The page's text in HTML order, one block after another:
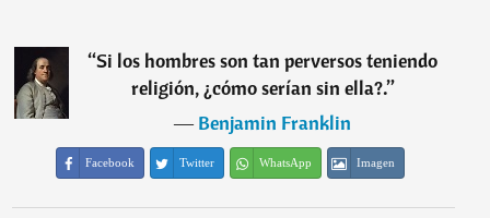
“Si los hombres son tan perversos teniendo
religión, ¿cómo serían sin ella?.”
―Benjamin Franklin
Facebook Twitter WhatsApp Imagen